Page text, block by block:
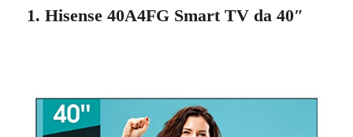
1. Hisense 40A4FG Smart TV da 40″